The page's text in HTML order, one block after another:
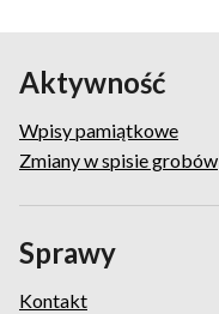
Aktywność
Wpisy pamiątkowe
Zmiany w spisie grobów
Sprawy
Kontakt